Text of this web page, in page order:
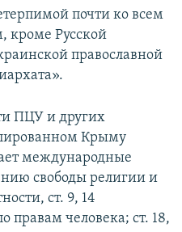
почти ко всем
кроме Русской
православной
ПЦУ и других
Крыму
международные
свободы религии и
ст. 9, 14
правам человека; ст. 18,